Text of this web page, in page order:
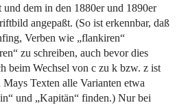
dem in den 1880er und 1890er
angepaßt. (So ist erkennbar, daß
Verben wie „flankiren“
zu schreiben, auch bevor dies
beim Wechsel von c zu k bzw. z ist
Texten alle Varianten etwa
und „Kapitän“ finden.) Nur bei